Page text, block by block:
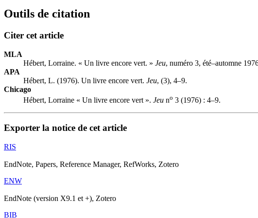
Outils de citation
Citer cet article
MLA
Hébert, Lorraine. « Un livre encore vert. » Jeu, numéro 3, été–automne
APA
Hébert, L. (1976). Un livre encore vert. Jeu, (3), 4–9.
Chicago
Hébert, Lorraine « Un livre encore vert ». Jeu no 3 (1976) : 4–9.
Exporter la notice de cet article
RIS
EndNote, Papers, Reference Manager, RefWorks, Zotero
ENW
EndNote (version X9.1 et +), Zotero
BIB